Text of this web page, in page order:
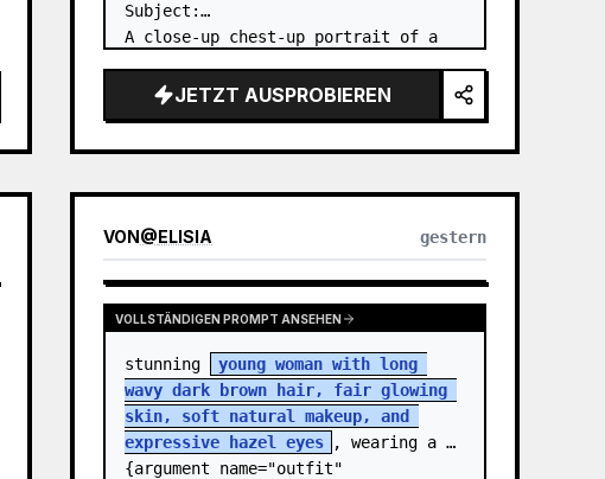
Subject:
A close-up chest-up portrait of a
trimmed dress
leaning her cheek on
one hand and smiling with one eye
JETZT AUSPROBIEREN
VON@ELISIA gestern
VOLLSTÄNDIGEN PROMPT ANSEHEN
stunning
young woman with long
wavy dark brown hair, fair glowing
skin, soft natural makeup, and
expressive hazel eyes
, wearing a
{argument name="outfit"